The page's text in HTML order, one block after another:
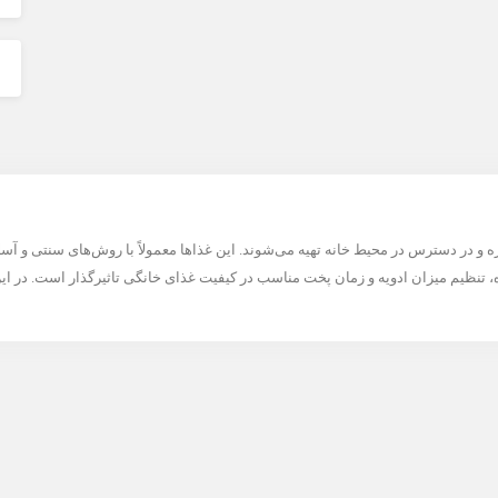
و در دسترس در محیط خانه تهیه می‌شوند. این غذاها معمولاً با روش‌های سنتی و
تنظیم میزان ادویه و زمان پخت مناسب در کیفیت غذای خانگی تاثیرگذار است.